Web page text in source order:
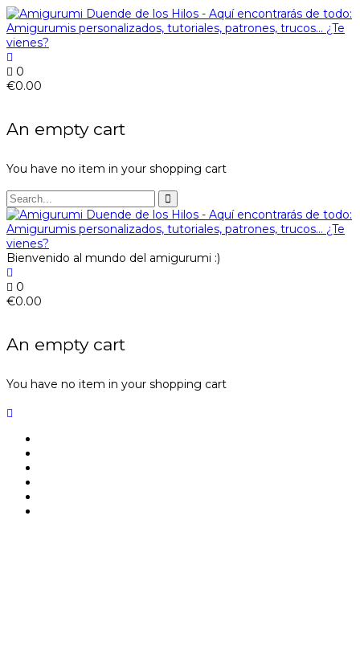
0
€0.00
An empty cart
You have no item in your shopping cart
Bienvenido al mundo del amigurumi :)
0
€0.00
An empty cart
You have no item in your shopping cart